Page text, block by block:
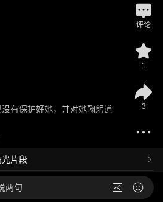
有保护好她，并对她鞠躬道
光片段
评论
1
3
两句